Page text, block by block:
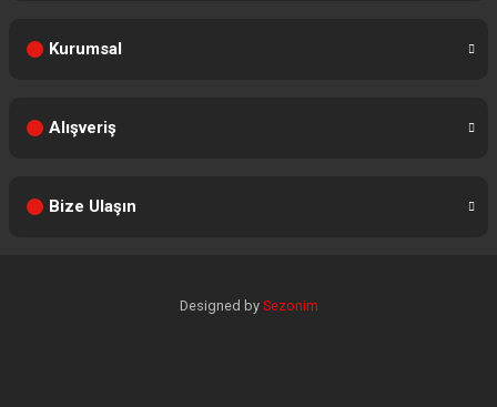
Kurumsal
Alışveriş
Bize Ulaşın
Designed by Sezonim